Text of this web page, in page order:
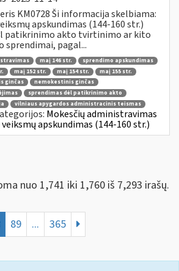
KM0728 Ši informacija skelbiama:
apskundimas (144-160 str.)
patikrinimo akto tvirtinimo ar kito
sprendimai, pagal...
maį 146 str.
sprendimo apskundimas
maį 152 str. maį 154 str.
maį 155 str.
ginčas
nemokestinis ginčas
sprendimas dėl patikrinimo akto
vilniaus apygardos administracinis teismas
Mokesčių administravimas
apskundimas (144-160 str.)
nuo 1,741 iki 1,760 iš 7,293 irašų.
89 ... 365